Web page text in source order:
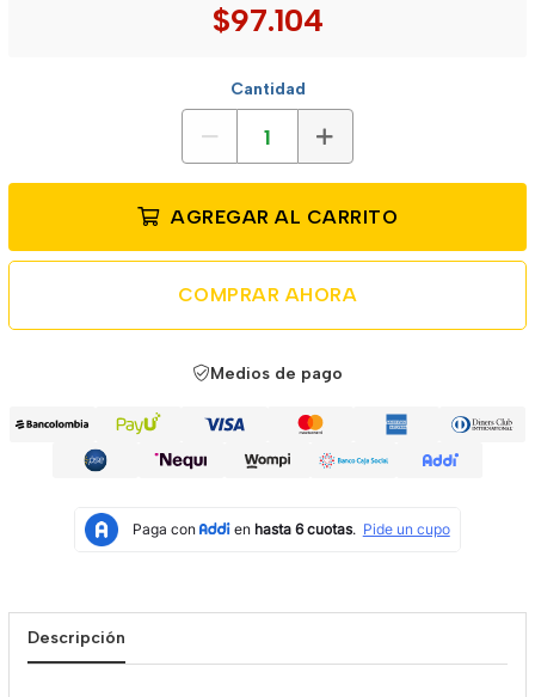
$97.104
Cantidad
AGREGAR AL CARRITO
COMPRAR AHORA
Medios de pago
Descripción